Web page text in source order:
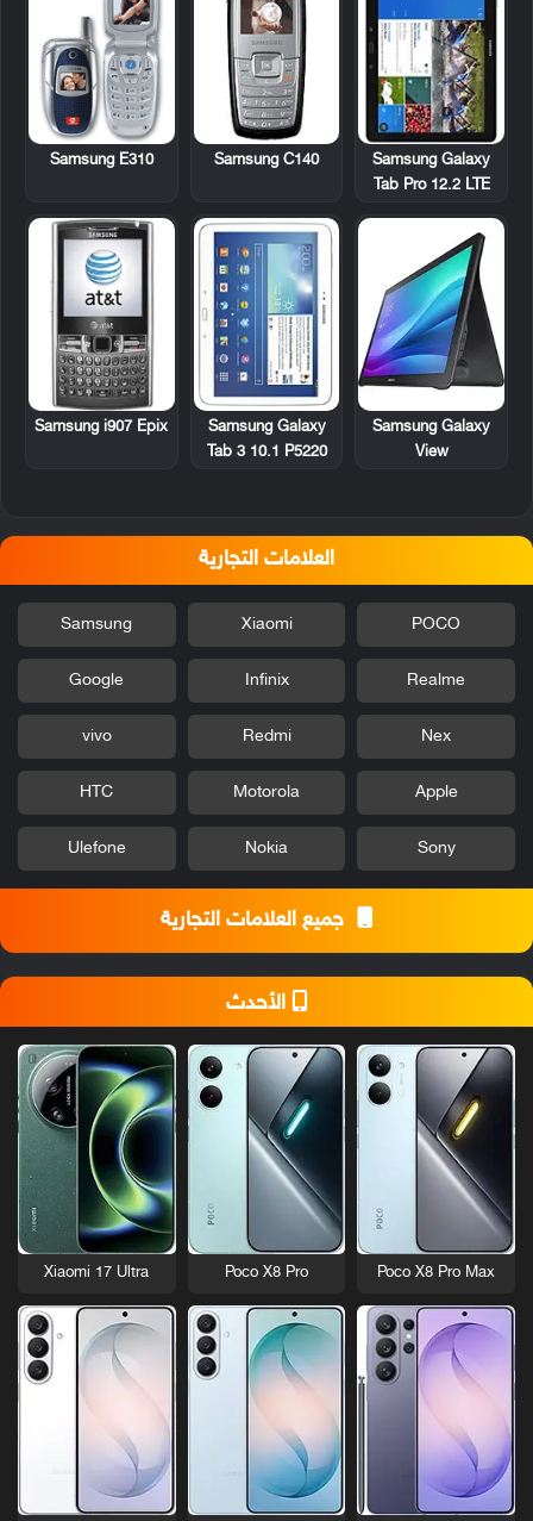
Samsung Galaxy
Tab Pro 12.2 LTE
Samsung C140
Samsung E310
Samsung Galaxy
View
Samsung Galaxy
Tab 3 10.1 P5220
Samsung i907 Epix
العلامات التجارية
POCO
Xiaomi
Samsung
Realme
Infinix
Google
Nex
Redmi
vivo
Apple
Motorola
HTC
Sony
Nokia
Ulefone
جميع العلامات التجارية
الأحدث
Poco X8 Pro Max
Poco X8 Pro
Xiaomi 17 Ultra